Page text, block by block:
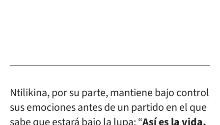
Ntilikina, por su parte, mantiene bajo control
sus emociones antes de un partido en el que